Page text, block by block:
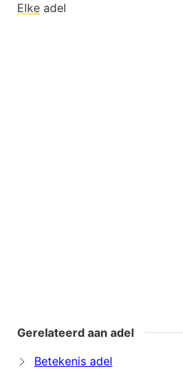
Elke adel
Gerelateerd aan adel
Betekenis adel